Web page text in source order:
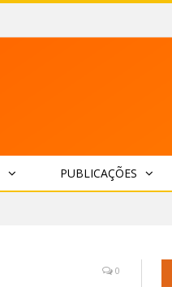
PUBLICAÇÕES
0